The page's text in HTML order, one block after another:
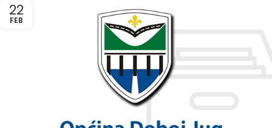
22
FEB